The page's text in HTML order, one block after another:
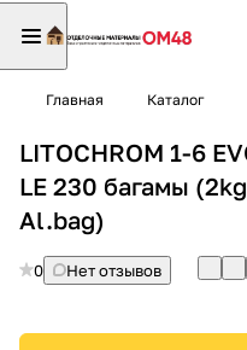
Главная Каталог
LITOCHROM 1-6
LE 230 багамы (2kg
Al.bag)
0 Нет отзывов